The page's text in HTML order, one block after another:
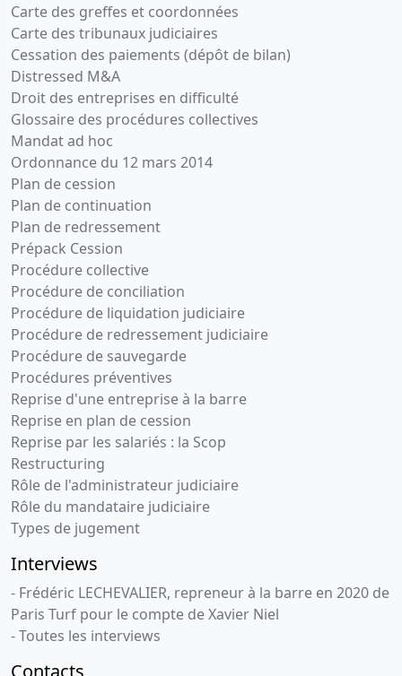
Carte des greffes et coordonnées
Carte des tribunaux judiciaires
Cessation des paiements (dépôt de bilan)
Distressed M&A
Droit des entreprises en difficulté
Glossaire des procédures collectives
Mandat ad hoc
Ordonnance du 12 mars 2014
Plan de cession
Plan de continuation
Plan de redressement
Prépack Cession
Procédure collective
Procédure de conciliation
Procédure de liquidation judiciaire
Procédure de redressement judiciaire
Procédure de sauvegarde
Procédures préventives
Reprise d'une entreprise à la barre
Reprise en plan de cession
Reprise par les salariés : la Scop
Restructuring
Rôle de l'administrateur judiciaire
Rôle du mandataire judiciaire
Types de jugement
Interviews
- Frédéric LECHEVALIER, repreneur à la barre en 2020 de
Paris Turf pour le compte de Xavier Niel
- Toutes les interviews
Contacts